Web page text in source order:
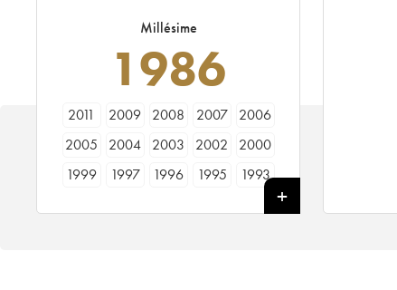
Millésime
1986
2011 2009 2008 2007
2006
2005
2004 2003 2002
2000
1999
1997 1996 1995
1993